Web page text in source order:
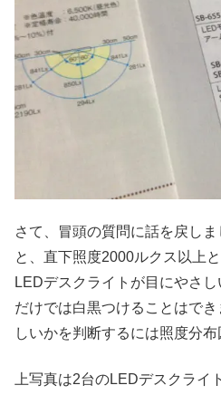
さて、冒頭の質問に話を戻し
と、直下照度2000ルクス以上
LEDデスクライトが目にやさ
だけでは白黒つけることはで
しいかを判断するには照度分布
上写真は2台のLEDデスクライ